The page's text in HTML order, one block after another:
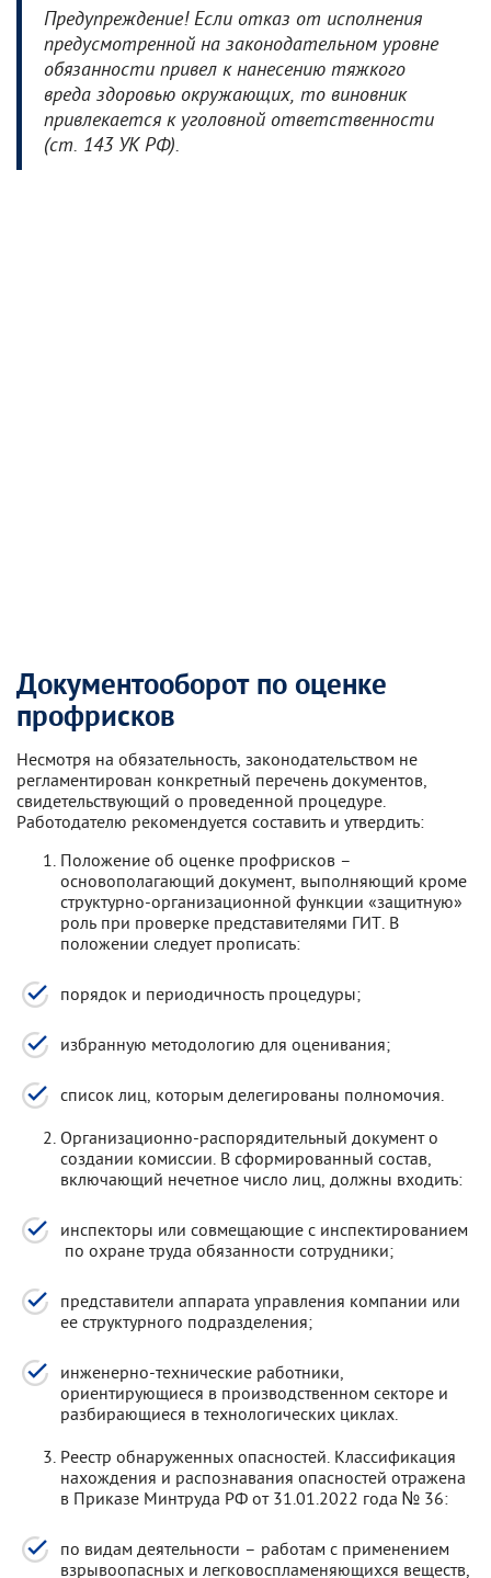
Предупреждение! Если отказ от исполнения
предусмотренной на законодательном уровне
обязанности привел к нанесению тяжкого
вреда здоровью окружающих, то виновник
привлекается к уголовной ответственности
(ст. 143 УК РФ).
Документооборот по оценке
профрисков
Несмотря на обязательность, законодательством не
регламентирован конкретный перечень документов,
свидетельствующий о проведенной процедуре.
Работодателю рекомендуется составить и утвердить:
Положение об оценке профрисков –
основополагающий документ, выполняющий кроме
структурно-организационной функции «защитную»
роль при проверке представителями ГИТ. В
положении следует прописать:
порядок и периодичность процедуры;
избранную методологию для оценивания;
список лиц, которым делегированы полномочия.
Организационно-распорядительный документ о
создании комиссии. В сформированный состав,
включающий нечетное число лиц, должны входить:
инспекторы или совмещающие с инспектированием
по охране труда обязанности сотрудники;
представители аппарата управления компании или
ее структурного подразделения;
инженерно-технические работники,
ориентирующиеся в производственном секторе и
разбирающиеся в технологических циклах.
Реестр обнаруженных опасностей. Классификация
нахождения и распознавания опасностей отражена
в Приказе Минтруда РФ от 31.01.2022 года № 36:
по видам деятельности – работам с применением
взрывоопасных и легковоспламеняющихся веществ,